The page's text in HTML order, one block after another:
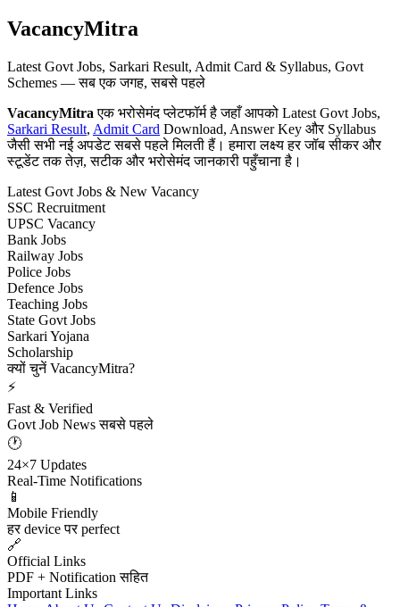
VacancyMitra
Latest Govt Jobs, Sarkari Result, Admit Card & Syllabus, Govt
Schemes — सब एक जगह, सबसे पहले
VacancyMitra एक भरोसेमंद प्लेटफॉर्म है जहाँ आपको Latest Govt Jobs,
Sarkari Result, Admit Card Download, Answer Key और Syllabus
जैसी सभी नई अपडेट सबसे पहले मिलती हैं। हमारा लक्ष्य हर जॉब सीकर और
स्टूडेंट तक तेज़, सटीक और भरोसेमंद जानकारी पहुँचाना है।
Latest Govt Jobs & New Vacancy
SSC Recruitment
UPSC Vacancy
Bank Jobs
Railway Jobs
Police Jobs
Defence Jobs
Teaching Jobs
State Govt Jobs
Sarkari Yojana
Scholarship
क्यों चुनें VacancyMitra?
⚡
Fast & Verified
Govt Job News सबसे पहले
🕐
24×7 Updates
Real-Time Notifications
📱
Mobile Friendly
हर device पर perfect
🔗
Official Links
PDF + Notification सहित
Important Links